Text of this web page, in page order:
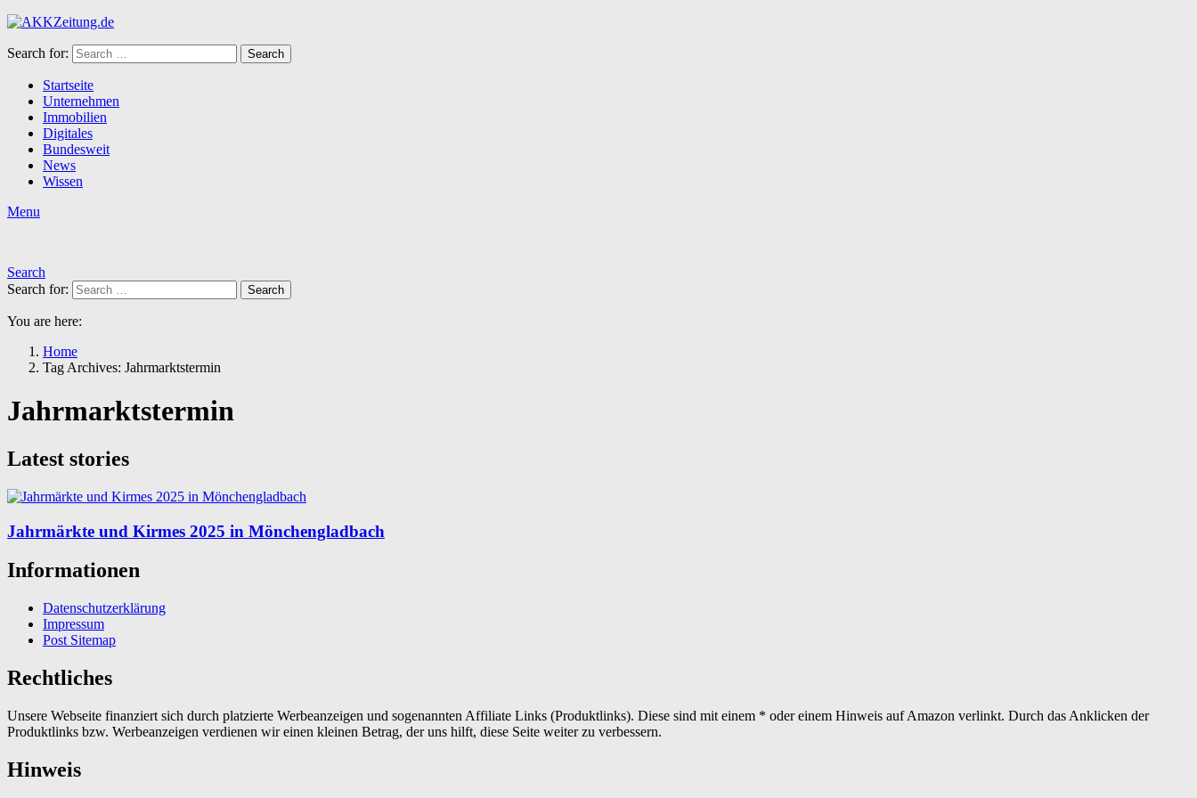
Search for: Search
Startseite
Unternehmen
Immobilien
Digitales
Bundesweit
News
Wissen
Menu
Search
Search for:
Search
You are here:
Home
Tag Archives: Jahrmarktstermin
Jahrmarktstermin
Latest stories
Jahrmärkte und Kirmes 2025 in Mönchengladbach
Informationen
Datenschutzerklärung
Impressum
Post Sitemap
Rechtliches
Unsere Webseite finanziert sich durch platzierte Werbeanzeigen und sogenannten Affiliate Links (Produktlinks). Diese sind mit einem * oder einem Hinweis auf Amazon verlinkt. Durch das Anklicken der
Produktlinks bzw. Werbeanzeigen verdienen wir einen kleinen Betrag, der uns hilft, diese Seite weiter zu verbessern.
Hinweis